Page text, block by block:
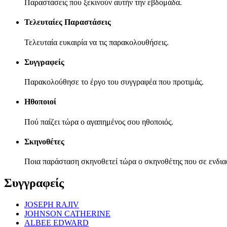
Παραστάσεις που ξεκινούν αυτήν την εβδομάδα.
Τελευταίες Παραστάσεις
Τελευταία ευκαιρία να τις παρακολουθήσεις.
Συγγραφείς
Παρακολούθησε το έργο του συγγραφέα που προτιμάς.
Ηθοποιοί
Πού παίζει τώρα ο αγαπημένος σου ηθοποιός.
Σκηνοθέτες
Ποια παράσταση σκηνοθετεί τώρα ο σκηνοθέτης που σε
Συγγραφείς
JOSEPH RAJIV
JOHNSON CATHERINE
ALBEE EDWARD